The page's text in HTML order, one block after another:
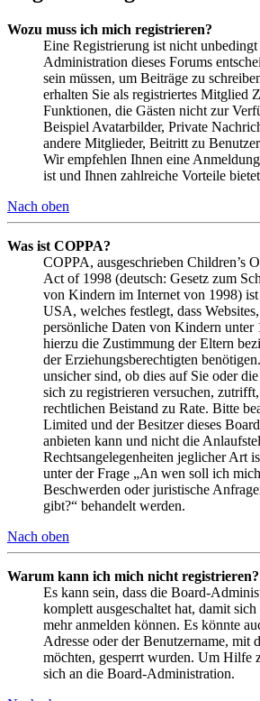
Wozu muss ich mich registrieren?
Eine Registrierung ist nicht
Administration dieses Forums
sein müssen, um Beiträge zu
erhalten Sie als registriertes Mitglied
Funktionen, die Gästen nicht zur
Beispiel Avatarbilder, Private
andere Mitglieder, Beitritt zu
Wir empfehlen Ihnen eine
ist und Ihnen zahlreiche Vorteile
Nach oben
Was ist COPPA?
COPPA, ausgeschrieben Children’s
Act of 1998 (deutsch: Gesetz zum
von Kindern im Internet von 1998) ist
USA, welches festlegt, dass
persönliche Daten von Kindern unter
hierzu die Zustimmung der Eltern
der Erziehungsberechtigten
unsicher sind, ob dies auf Sie oder
sich zu registrieren versuchen,
rechtlichen Beistand zu Rate. Bitte
Limited und der Besitzer dieses
anbieten kann und nicht die
Rechtsangelegenheiten jeglicher Art
unter der Frage „An wen soll ich
Beschwerden oder juristische
gibt?“ behandelt werden.
Nach oben
Warum kann ich mich nicht registrieren?
Es kann sein, dass die Board-
komplett ausgeschaltet hat, damit
mehr anmelden können. Es könnte
Adresse oder der Benutzername, mit
möchten, gesperrt wurden. Um Hilfe
sich an die Board-Administration.